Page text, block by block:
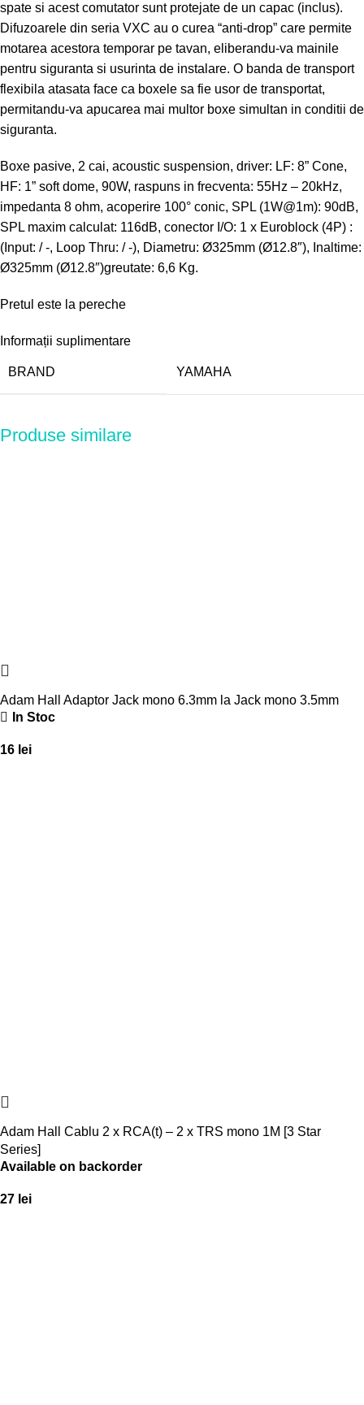
spate si acest comutator sunt protejate de un capac (inclus).
Difuzoarele din seria VXC au o curea “anti-drop” care permite
motarea acestora temporar pe tavan, eliberandu-va mainile
pentru siguranta si usurinta de instalare. O banda de transport
flexibila atasata face ca boxele sa fie usor de transportat,
permitandu-va apucarea mai multor boxe simultan in conditii de
siguranta.
Boxe pasive, 2 cai, acoustic suspension, driver: LF: 8” Cone,
HF: 1” soft dome, 90W, raspuns in frecventa: 55Hz – 20kHz,
impedanta 8 ohm, acoperire 100° conic, SPL (1W@1m): 90dB,
SPL maxim calculat: 116dB, conector I/O: 1 x Euroblock (4P) :
(Input: / -, Loop Thru: / -), Diametru: Ø325mm (Ø12.8″), Inaltime:
Ø325mm (Ø12.8″)greutate: 6,6 Kg.
Pretul este la pereche
Informații suplimentare
BRAND YAMAHA
Produse similare
Adam Hall Adaptor Jack mono 6.3mm la Jack mono 3.5mm
In Stoc
16 lei
Adam Hall Cablu 2 x RCA(t) – 2 x TRS mono 1M [3 Star
Series]
Available on backorder
27 lei